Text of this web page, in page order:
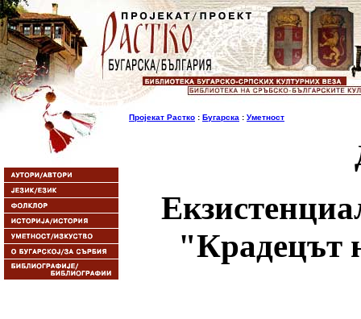
Пројекат Растко : Бугарска : Уметност
"Крадецът